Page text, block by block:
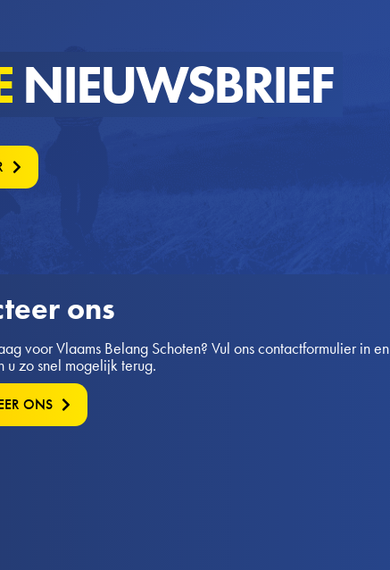
NIEUWSBRIEF
ons
voor Vlaams Belang Schoten? Vul ons contactformulier in en
u zo snel mogelijk terug.
ONS